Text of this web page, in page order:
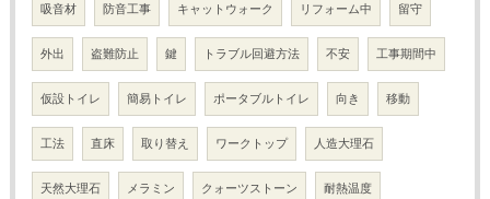
吸音材 防音工事 キャットウォーク リフォーム中 留守
外出 盗難防止 鍵 トラブル回避方法 不安 工事期間中
仮設トイレ 簡易トイレ ポータブルトイレ 向き 移動
工法 直床 取り替え ワークトップ 人造大理石
天然大理石 メラミン クォーツストーン 耐熱温度